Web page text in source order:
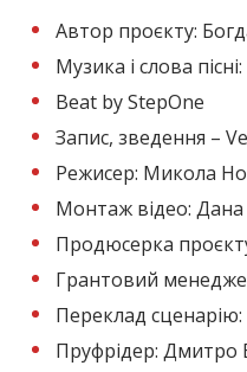
Автор проєкту:
Музика і слова
Beat by StepOne
Запис, зведення –
Режисер: Микола
Монтаж відео:
Продюсерка
Грантовий
Переклад
Пруфрідер: Дмитро